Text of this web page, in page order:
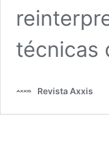
técnicas
Revista Axxis